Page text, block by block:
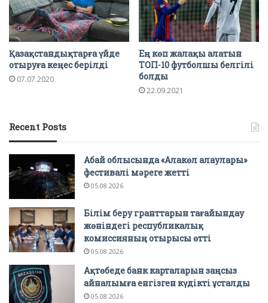
Қазақстандықтарға үйде
отыруға кеңес берілді
07.07.2020
Ең көп жалақы алатын
ТОП-10 футболшы белгілі
болды
22.09.2021
Recent Posts
Абай облысында «Алакөл алаулары»
фестивалі мәреге жетті
05.08.2026
Білім беру гранттарын тағайындау
жөніндегі республикалық
комиссияның отырысы өтті
05.08.2026
Ақтөбеде банк карталарын заңсыз
айналымға енгізген күдікті ұсталды
05.08.2026